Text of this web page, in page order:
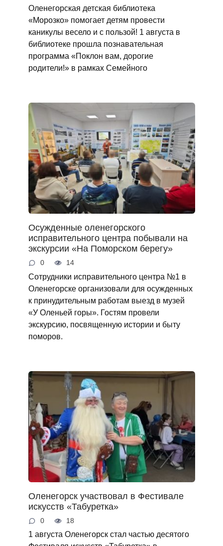
Оленегорская детская библиотека
«Морозко» помогает детям провести
каникулы весело и с пользой! 1 августа в
библиотеке прошла познавательная
программа «Поклон вам, дорогие
родители!» в рамках Семейного
Осужденные оленегорского
исправительного центра побывали на
экскурсии «На Поморском берегу»
0 14
Сотрудники исправительного центра №1 в
Оленегорске организовали для осужденных
к принудительным работам выезд в музей
«У Оленьей горы». Гостям провели
экскурсию, посвященную истории и быту
поморов.
Оленегорск участвовал в Фестивале
искусств «Табуретка»
0 18
1 августа Оленегорск стал частью десятого